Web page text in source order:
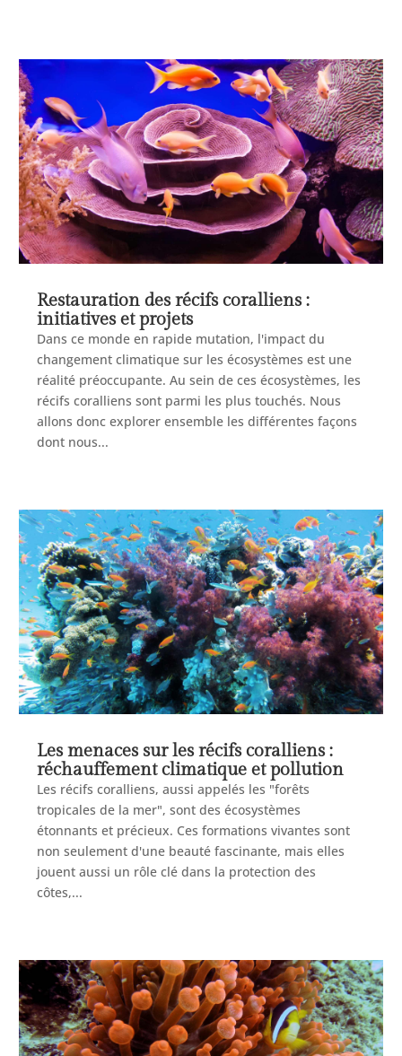
Restauration des récifs coralliens :
initiatives et projets
Dans ce monde en rapide mutation, l'impact du
changement climatique sur les écosystèmes est une
réalité préoccupante. Au sein de ces écosystèmes, les
récifs coralliens sont parmi les plus touchés. Nous
allons donc explorer ensemble les différentes façons
dont nous...
Les menaces sur les récifs coralliens :
réchauffement climatique et pollution
Les récifs coralliens, aussi appelés les "forêts
tropicales de la mer", sont des écosystèmes
étonnants et précieux. Ces formations vivantes sont
non seulement d'une beauté fascinante, mais elles
jouent aussi un rôle clé dans la protection des
côtes,...